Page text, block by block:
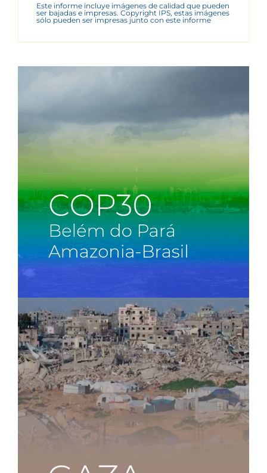
Este informe incluye imágenes de calidad que pueden
ser bajadas e impresas. Copyright IPS, estas imágenes
sólo pueden ser impresas junto con este informe